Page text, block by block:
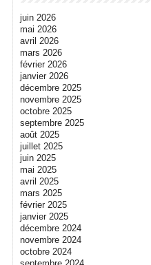
juin 2026
mai 2026
avril 2026
mars 2026
février 2026
janvier 2026
décembre 2025
novembre 2025
octobre 2025
septembre 2025
août 2025
juillet 2025
juin 2025
mai 2025
avril 2025
mars 2025
février 2025
janvier 2025
décembre 2024
novembre 2024
octobre 2024